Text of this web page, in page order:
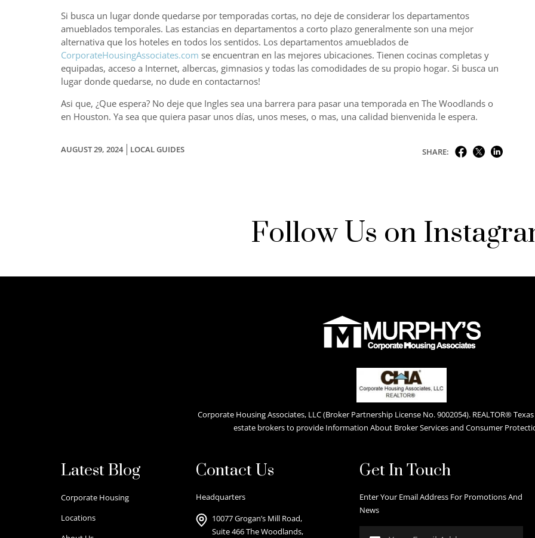
Si busca un lugar donde quedarse por temporadas cortas, no deje de considerar los departamentos
amueblados temporales. Las estancias en departamentos a corto plazo generalmente son una mejor
alternativa que los hoteles en todos los sentidos. Los departamentos amueblados de
CorporateHousingAssociates.com se encuentran en las mejores ubicaciones. Tienen cocinas completas y
equipadas, acceso a Internet, albercas, gimnasios y todas las comodidades de su propio hogar. Si busca un
lugar donde quedarse, no dude en contactarnos!
Asi que, ¿Que espera? No deje que Ingles sea una barrera para pasar una temporada en The Woodlands o
en Houston. Ya sea que quiera pasar unos días, unos meses, o mas, una calidad bienvenida le espera.
AUGUST 29, 2024 LOCAL GUIDES SHARE:
Follow Us on
Corporate Housing Associates, LLC (Broker Partnership License No. 9002054). REALTOR®
estate brokers to provide Information About Broker Services and Consumer
Latest Blog
Corporate Housing
Locations
Contact Us
Headquarters
10077 Grogan’s Mill Road,
Suite 466 The Woodlands,
Get In Touch
Enter Your Email Address For Promotions And
News